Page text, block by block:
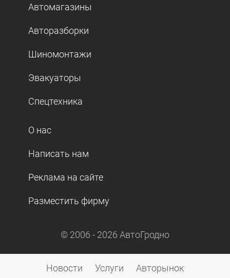
Автомагазины
Авторазборки
Шиномонтажи
Эвакуаторы
Спецтехника
О нас
Написать нам
Реклама на сайте
Разместить фирму
© 2006 - 2026 АвтоГродно
Новости Услуги Авторынок